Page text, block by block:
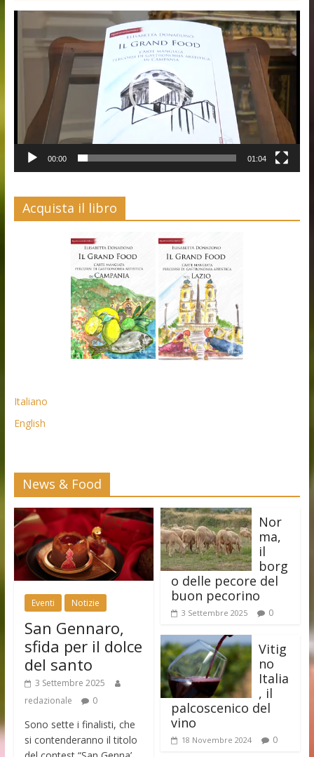
00:00 01:04
Acquista il libro
Italiano
English
News & Food
Eventi Notizie
San Gennaro,
sfida per il dolce
del santo
3 Settembre 2025
redazionale
0
Sono sette i finalisti, che
si contenderanno il titolo
Nor
ma,
il
borg
o delle pecore del
buon pecorino
3 Settembre 2025 0
Vitig
no
Italia
, il
palcoscenico del
vino
18 Novembre 2024 0